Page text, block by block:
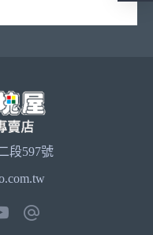
段597號